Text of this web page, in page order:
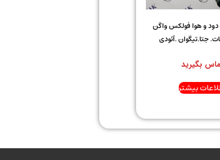
و هوا فولکس واگن
جتا.تیگوان .آئودی
بگیرید
بیشتر